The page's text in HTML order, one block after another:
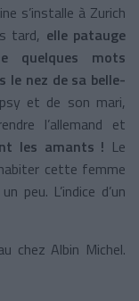
s’installe à Zurich
tard, elle patauge
quelques mots
le nez de sa belle-
et de son mari,
l’allemand et
les amants ! Le
cette femme
peu. L’indice d’un
chez Albin Michel.